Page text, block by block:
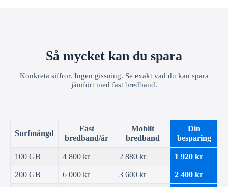
Så mycket kan du spara
Konkreta siffror. Ingen gissning. Se exakt vad du kan spara
jämfört med fast bredband.
Surfmängd
Fast
bredband/år
Mobilt
bredband
Din
besparing
100 GB 4 800 kr 2 880 kr 1 920 kr
200 GB 6 000 kr 3 600 kr 2 400 kr